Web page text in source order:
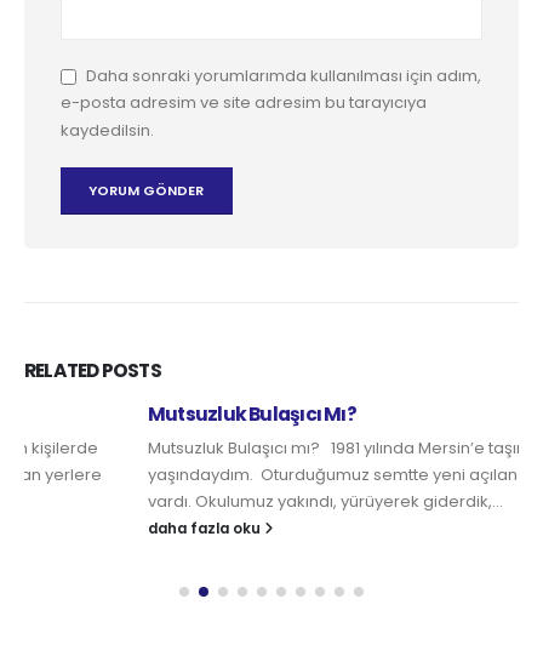
Daha sonraki yorumlarımda kullanılması için adım,
e-posta adresim ve site adresim bu tarayıcıya
kaydedilsin.
RELATEDPOSTS
Mutsuzluk Bulaşıcı Mı?
Mutsuzluk Bulaşıcı mı? 1981 yılında Mersin’e taşınmıştık, daha 8
yaşındaydım. Oturduğumuz semtte yeni açılan bir market
vardı. Okulumuz yakındı, yürüyerek giderdik,...